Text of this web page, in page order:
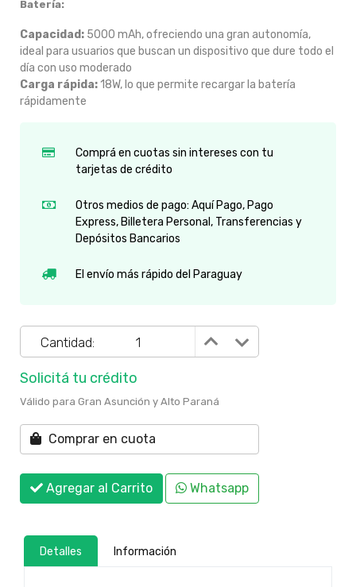
Batería:
Capacidad: 5000 mAh, ofreciendo una gran autonomía,
ideal para usuarios que buscan un dispositivo que dure todo el
día con uso moderado
Carga rápida:18W, lo que permite recargar la batería
rápidamente
Comprá en cuotas sin intereses con tu
tarjetas de crédito
Otros medios de pago: Aquí Pago, Pago
Express, Billetera Personal, Transferencias y
Depósitos Bancarios
El envío más rápido del Paraguay
Cantidad:
Solicitá tu crédito
Válido para Gran Asunción y Alto Paraná
Comprar en cuota
Agregar al Carrito Whatsapp
Detalles Información